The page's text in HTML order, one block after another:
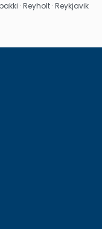
· Reyholt · Reykjavik